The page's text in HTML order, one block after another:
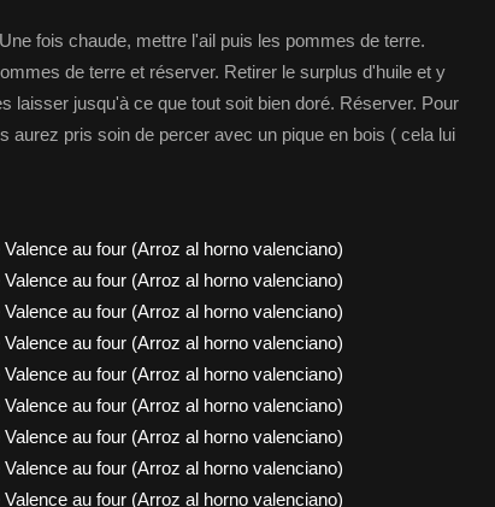
fois chaude, mettre l'ail puis les pommes de terre.
de terre et réserver. Retirer le surplus d'huile et y
laisser jusqu'à ce que tout soit bien doré. Réserver. Pour
aurez pris soin de percer avec un pique en bois ( cela lui